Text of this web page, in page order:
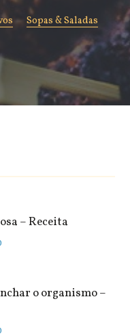
Sopas & Saladas
– Receita
o organismo –